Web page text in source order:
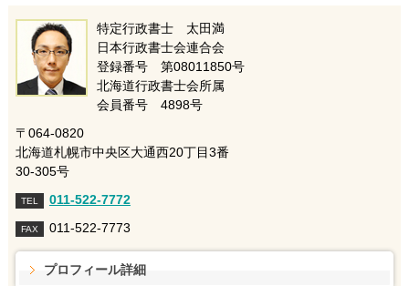
特定行政書士 太田満
日本行政書士会連合会
登録番号 第08011850号
北海道行政書士会所属
会員番号 4898号
〒064-0820
北海道札幌市中央区大通西20丁目3番
30-305号
TEL 011-522-7772
FAX 011-522-7773
プロフィール詳細